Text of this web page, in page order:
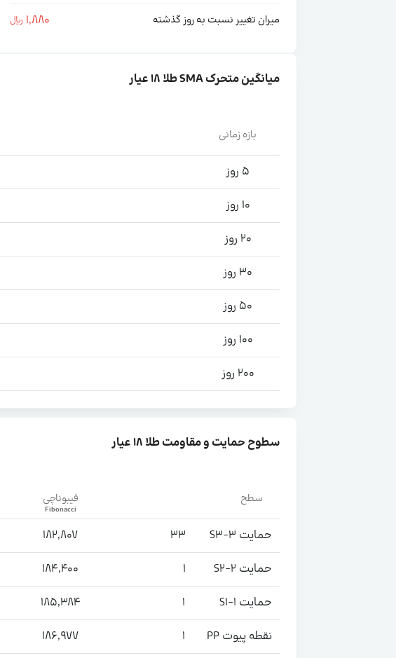
میران تغییر نسبت به روز گذشته 1,880 ریال
میانگین متحرک SMA طلا ۱۸ عیار
بازه زمانی
5 روز
10 روز
20 روز
30 روز
50 روز
100 روز
200 روز
سطوح حمایت و مقاومت طلا ۱۸ عیار
فیبوناچی سطح
332,909,760
182,807
182,807
184,400
185,173
185,384
186,977
186,977
حمایت S3-3
حمایت S2-2
حمایت S1-1
نقطه پیوت PP